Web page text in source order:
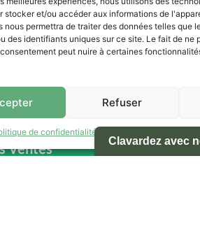
stocker et/ou accéder aux informations de
nous permettra de traiter des données telles que
des identifiants uniques sur ce site. Le fait de ne
peut nuire à certaines
Refuser
de confidentialité
abordables. Nos conseillers
-
Ventes
NAVIGATION